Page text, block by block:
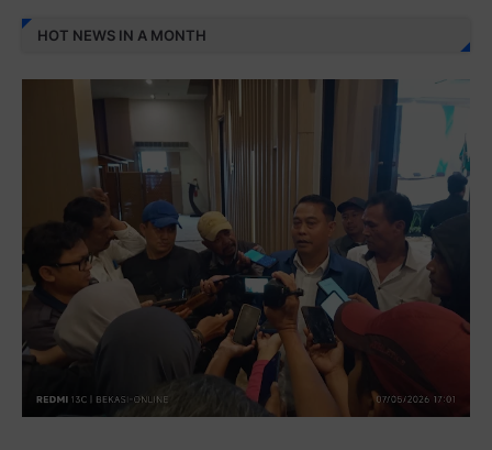
HOT NEWS IN A MONTH